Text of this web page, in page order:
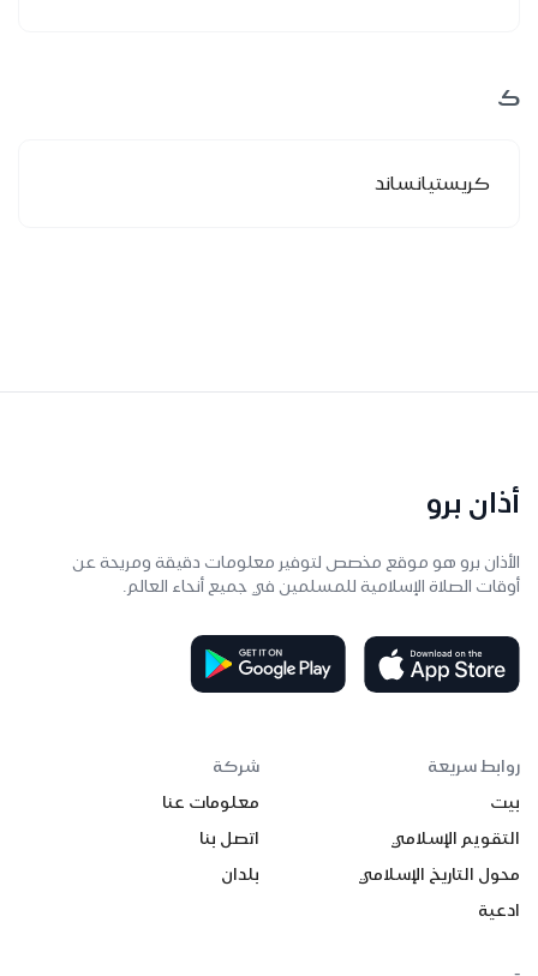
ك
كريستيانساند
أذان برو
الأذان برو هو موقع مخصص لتوفير معلومات دقيقة ومريحة عن
أوقات الصلاة الإسلامية للمسلمين في جميع أنحاء العالم.
روابط سريعة
بيت
التقويم الإسلامي
محول التاريخ الإسلامي
ادعية
شركة
معلومات عنا
اتصل بنا
بلدان